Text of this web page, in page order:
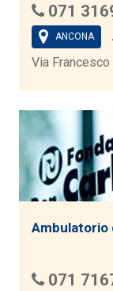
071
ANCONA
Via
Ambulatorio
071